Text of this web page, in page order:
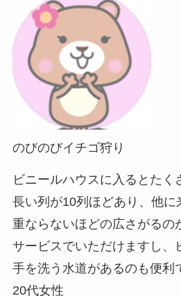
のびのびイチゴ狩り
ビニールハウスに入るとたく
長い列が10列ほどあり、他に
重ならないほどの広さがるの
サービスでいただけますし、
手を洗う水道があるのも便利
20代女性